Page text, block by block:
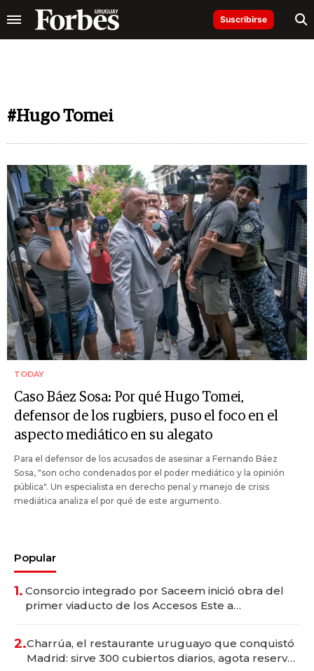
Suscribirse
#Hugo Tomei
TODAY
Caso Báez Sosa: Por qué Hugo Tomei,
defensor de los rugbiers, puso el foco en el
aspecto mediático en su alegato
Para el defensor de los acusados de asesinar a Fernando Báez
Sosa, "son ocho condenados por el poder mediático y la opinión
pública". Un especialista en derecho penal y manejo de crisis
mediática analiza el por qué de este argumento.
Popular
1. Consorcio integrado por Saceem inició obra del
primer viaducto de los Accesos Este a
2.Charrúa, el restaurante uruguayo que conquistó
Madrid: sirve 300 cubiertos diarios, agota reservas